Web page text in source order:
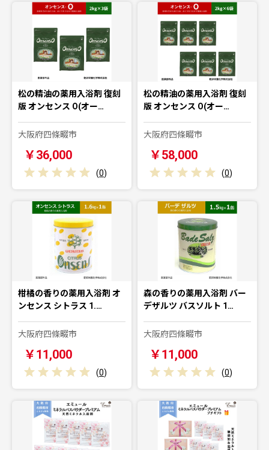
松の精油の薬用入浴剤 復刻
版 オンセンス O(オー…
大阪府四條畷市
￥36,000
(0)
松の精油の薬用入浴剤 復刻
版 オンセンス O(オー…
大阪府四條畷市
￥58,000
(0)
柑橘の香りの薬用入浴剤 オ
ンセンス シトラス 1.…
大阪府四條畷市
￥11,000
(0)
森の香りの薬用入浴剤 バー
デザルツ バスソルト 1…
大阪府四條畷市
￥11,000
(0)